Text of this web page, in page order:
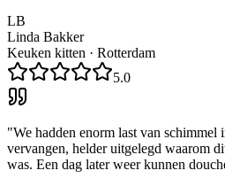
LB
Linda Bakker
Keuken kitten · Rotterdam
5.0
"We hadden enorm last van schimmel
vervangen, helder uitgelegd waarom
was. Een dag later weer kunnen